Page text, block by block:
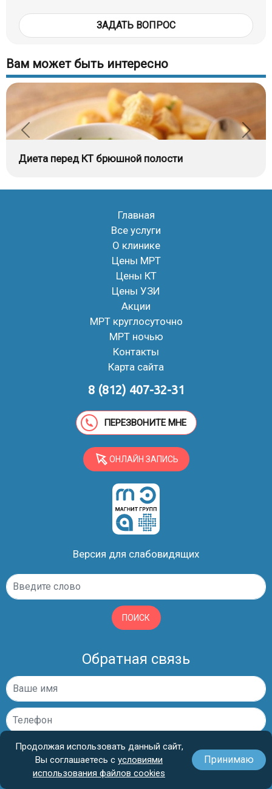
ЗАДАТЬ ВОПРОС
Вам может быть интересно
Диета перед КТ брюшной полости
Продолжая использовать данный сайт,
Вы соглашаетесь с условиями
использования файлов cookies
Принимаю
Главная
Все услуги
О клинике
Цены МРТ
Цены КТ
Цены УЗИ
Акции
МРТ круглосуточно
МРТ ночью
Контакты
Карта сайта
8 (812) 407-32-31
ПЕРЕЗВОНИТЕ МНЕ
ОНЛАЙН ЗАПИСЬ
Версия для слабовидящих
ПОИСК
Обратная связь
ЗАПИСАТЬСЯ